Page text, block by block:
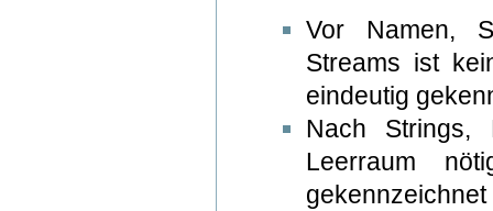
Vor Namen,
Streams ist
eindeutig
Nach Strings,
Leerraum
gekennzeichnet